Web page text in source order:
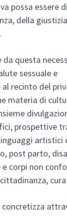
possa essere
della
da questa
sessuale e
recinto del
materia di
prospettive
artistici
post parto,
e corpi non